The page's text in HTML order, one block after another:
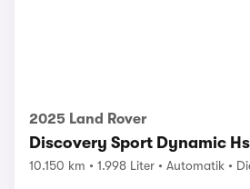
2025 Land Rover
Discovery Sport Dynamic
10.150 km 1.998 Liter Automatik